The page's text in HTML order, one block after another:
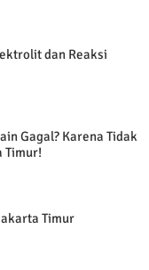
dan Reaksi
Gagal? Karena Tidak
Timur!
Timur